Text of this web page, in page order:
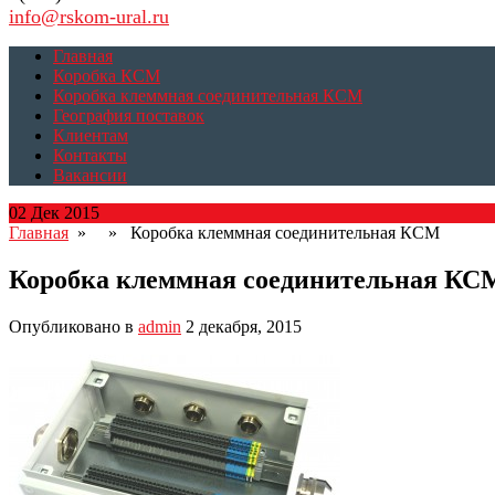
info@rskom-ural.ru
Главная
Коробка КСМ
Коробка клеммная соединительная КСМ
География поставок
Клиентам
Контакты
Вакансии
02 Дек 2015
Главная » » Коробка клеммная соединительная КСМ
Коробка клеммная соединительная
Опубликовано в admin 2 декабря, 2015